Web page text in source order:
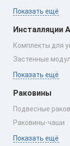
Показать ещё
Инсталляции
Комплекты для
Застенные
Показать ещё
Раковины
Подвесные
Раковины‑чаши
Показать ещё